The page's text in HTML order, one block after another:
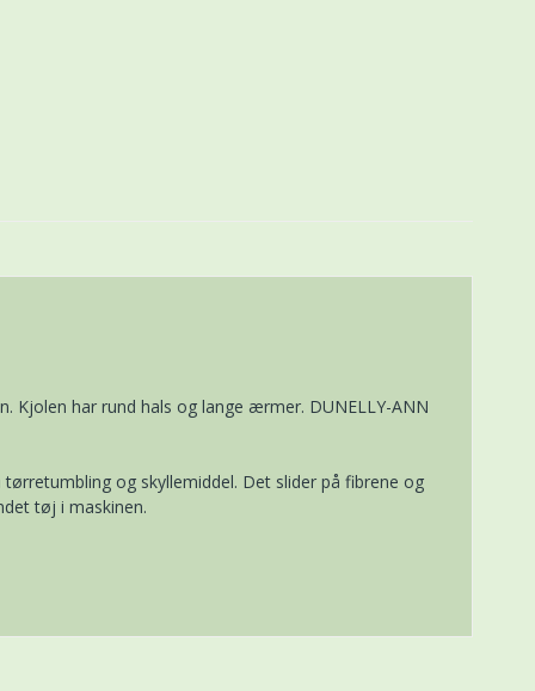
Kjolen har rund hals og lange ærmer. DUNELLY-ANN
og skyllemiddel. Det slider på fibrene og
tøj i maskinen.